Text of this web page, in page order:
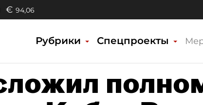
€ 94,06
Рубрики Спецпроекты